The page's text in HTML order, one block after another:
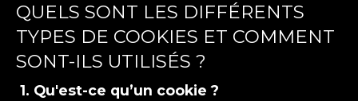
QUELS SONT LES DIFFÉRENTS
TYPES DE COOKIES ET COMMENT
SONT-ILS UTILISÉS ?
1. Qu'est-ce qu’un cookie ?